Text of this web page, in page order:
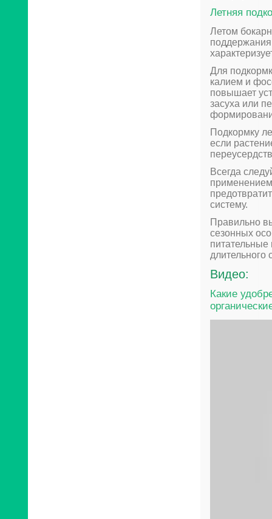
Летняя
Летом
поддержания
Для
калием и
повышает
засуха или
Подкормку
если
Всегда
систему.
Правильно
сезонных
питательные
длительного
Видео:
Какие